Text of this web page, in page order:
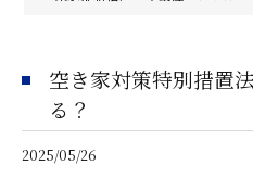
空き家対策特別措置
る？
2025/05/26